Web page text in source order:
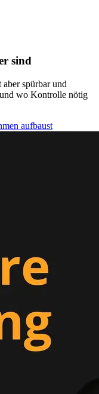
sind
spürbar und
wo Kontrolle nötig
aufbaust